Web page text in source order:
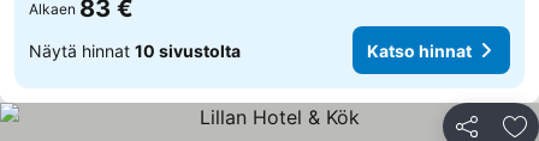
Alkaen 83 €
Näytä hinnat 10 sivustolta Katso hinnat